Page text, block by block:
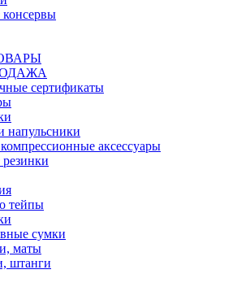
сертификаты
напульсники
аксессуары
тейпы
сумки
маты
штанги